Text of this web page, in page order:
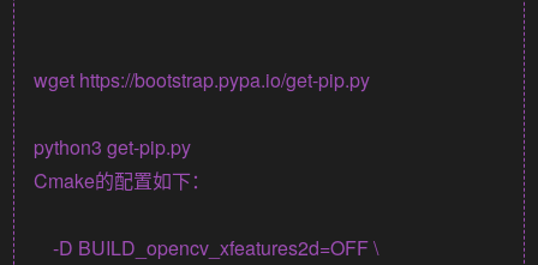
wget https://bootstrap.pypa.io/get-pip.py
Cmake的配置如下：
    -D BUILD_opencv_xfeatures2d=OFF \